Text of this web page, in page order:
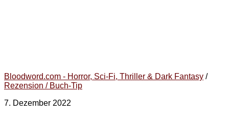
Bloodword.com - Horror, Sci-Fi, Thriller & Dark Fantasy /
Rezension / Buch-Tip
7. Dezember 2022